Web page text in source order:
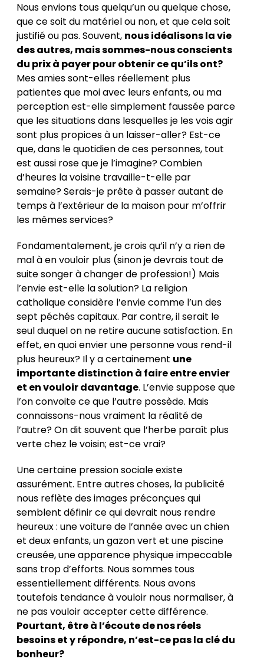
Nous envions tous quelqu’un ou quelque chose,
que ce soit du matériel ou non, et que cela soit
justifié ou pas. Souvent, nous idéalisons la vie
des autres, mais sommes-nous conscients
du prix à payer pour obtenir ce qu’ils ont?
Mes amies sont-elles réellement plus
patientes que moi avec leurs enfants, ou ma
perception est-elle simplement faussée parce
que les situations dans lesquelles je les vois agir
sont plus propices à un laisser-aller? Est-ce
que, dans le quotidien de ces personnes, tout
est aussi rose que je l’imagine? Combien
d’heures la voisine travaille-t-elle par
semaine? Serais-je prête à passer autant de
temps à l’extérieur de la maison pour m’offrir
les mêmes services?
Fondamentalement, je crois qu’il n’y a rien de
mal à en vouloir plus (sinon je devrais tout de
suite songer à changer de profession!) Mais
l’envie est-elle la solution? La religion
catholique considère l’envie comme l’un des
sept péchés capitaux. Par contre, il serait le
seul duquel on ne retire aucune satisfaction. En
effet, en quoi envier une personne vous rend-il
plus heureux? Il y a certainement une
importante distinction à faire entre envier
et en vouloir davantage. L’envie suppose que
l’on convoite ce que l’autre possède. Mais
connaissons-nous vraiment la réalité de
l’autre? On dit souvent que l’herbe paraît plus
verte chez le voisin; est-ce vrai?
Une certaine pression sociale existe
assurément. Entre autres choses, la publicité
nous reflète des images préconçues qui
semblent définir ce qui devrait nous rendre
heureux : une voiture de l’année avec un chien
et deux enfants, un gazon vert et une piscine
creusée, une apparence physique impeccable
sans trop d’efforts. Nous sommes tous
essentiellement différents. Nous avons
toutefois tendance à vouloir nous normaliser, à
ne pas vouloir accepter cette différence.
Pourtant, être à l’écoute de nos réels
besoins et y répondre, n’est-ce pas la clé du
bonheur?